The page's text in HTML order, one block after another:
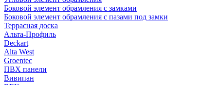
Боковой элемент обрамления с замками
Боковой элемент обрамления с пазами под замки
Террасная доска
Альта-Профиль
Deckart
Alta West
Groentec
ПВХ панели
Вивипан